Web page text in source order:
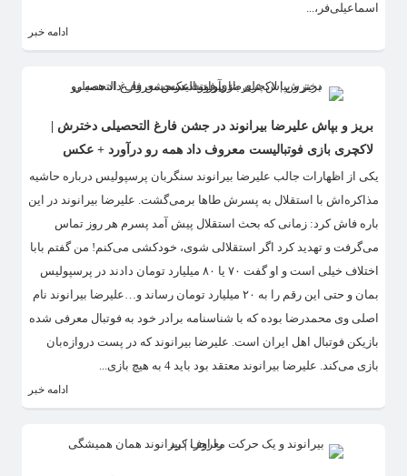
اسماعیلی‌فر،...
ادامه خبر
بریز و بپاش علیرضا بیرانوند در جشن فارغ التحصیلی دخترش |
لاکچری بازی فوتبالیست معروف داد همه رو درآورد + عکس
یکی از اظهارات جالب علیرضا بیرانوند سنگربان پرسپولیس درباره حاشیه
مذاکره‌اش با استقلال به پسرش طاها برمی‌گشت. علیرضا بیرانوند در این
باره فاش کرد: زمانی که بحث استقلال پیش آمد پسرم هر روز تماس
می‌گرفت و تهدید کرد اگر استقلالی شوی، خودکشی می‌کنم! من گفتم بابا
اختلاف خیلی است و او گفت ۷۰ یا ۸۰ میلیارد تومان دادند در پرسپولیس
بمان و حتی این رقم را به ۲۰ میلیارد تومان رساند و…علیرضا بیرانوند نام
اصلی وی محمدرضا بوده که با شناسنامه برادر خود به فوتبال معرفی شده
بازیکن فوتبال اهل ایران است. علیرضا بیرانوند که در پست دروازه‌بان
بازی می‌کند. علیرضا بیرانوند معتقد بود باید 4 به هیچ بازی...
ادامه خبر